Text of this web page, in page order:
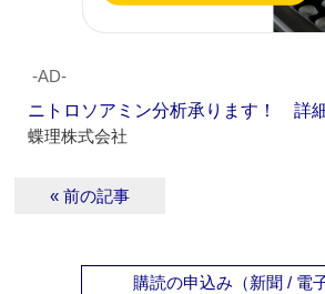
‐AD‐
ニトロソアミン分析承ります！ 詳
蝶理株式会社
« 前の記事
購読の申込み（新聞 / 電